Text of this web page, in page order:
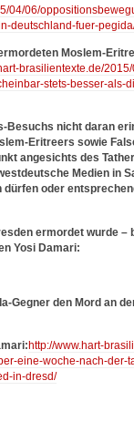
04/06/
deutschland-fuer-
Moslem-
brasilientexte.de/
stets-besser-als-
Besuchs nicht daran
Eritreers sowie
angesichts des
Medien in
oder
ermordet wurde
Yosi Damari:
Gegner den Mord an
http://www.hart-
eine-woche-nach-der-
in-dresd/